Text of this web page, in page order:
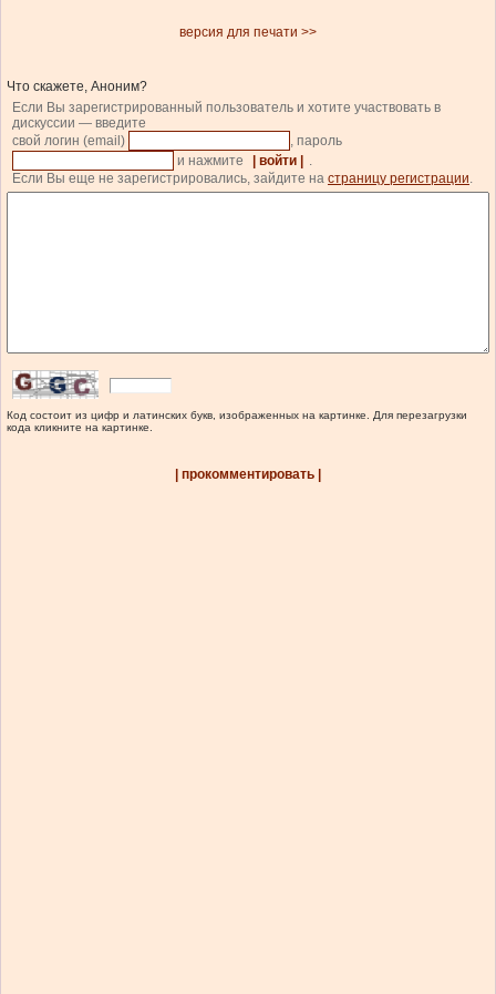
версия для печати >>
Что скажете, Аноним?
Если Вы зарегистрированный пользователь и хотите участвовать в
дискуссии — введите
свой логин (email)
, пароль
и нажмите
| войти |
.
Если Вы еще не зарегистрировались, зайдите на страницу регистрации.
Код состоит из цифр и латинских букв, изображенных на картинке. Для перезагрузки
кода кликните на картинке.
| прокомментировать |